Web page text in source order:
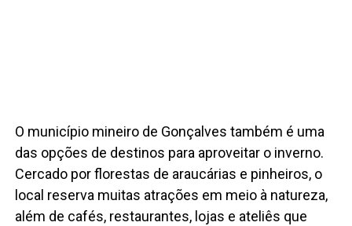
O município mineiro de Gonçalves também é uma
das opções de destinos para aproveitar o inverno.
Cercado por florestas de araucárias e pinheiros, o
local reserva muitas atrações em meio à natureza,
além de cafés, restaurantes, lojas e ateliês que